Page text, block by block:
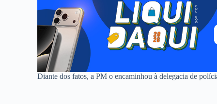
Diante dos fatos, a PM o encaminhou à delegacia de